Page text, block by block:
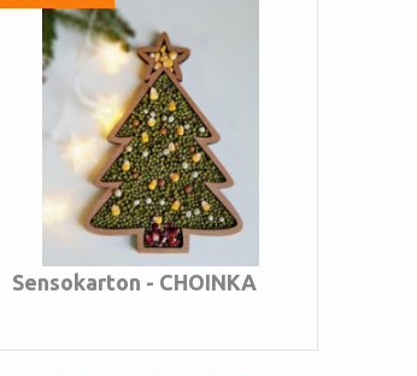
Sensokarton - CHOINKA